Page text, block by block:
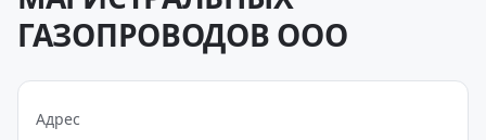
ГАЗОПРОВОДОВ ООО
Адрес